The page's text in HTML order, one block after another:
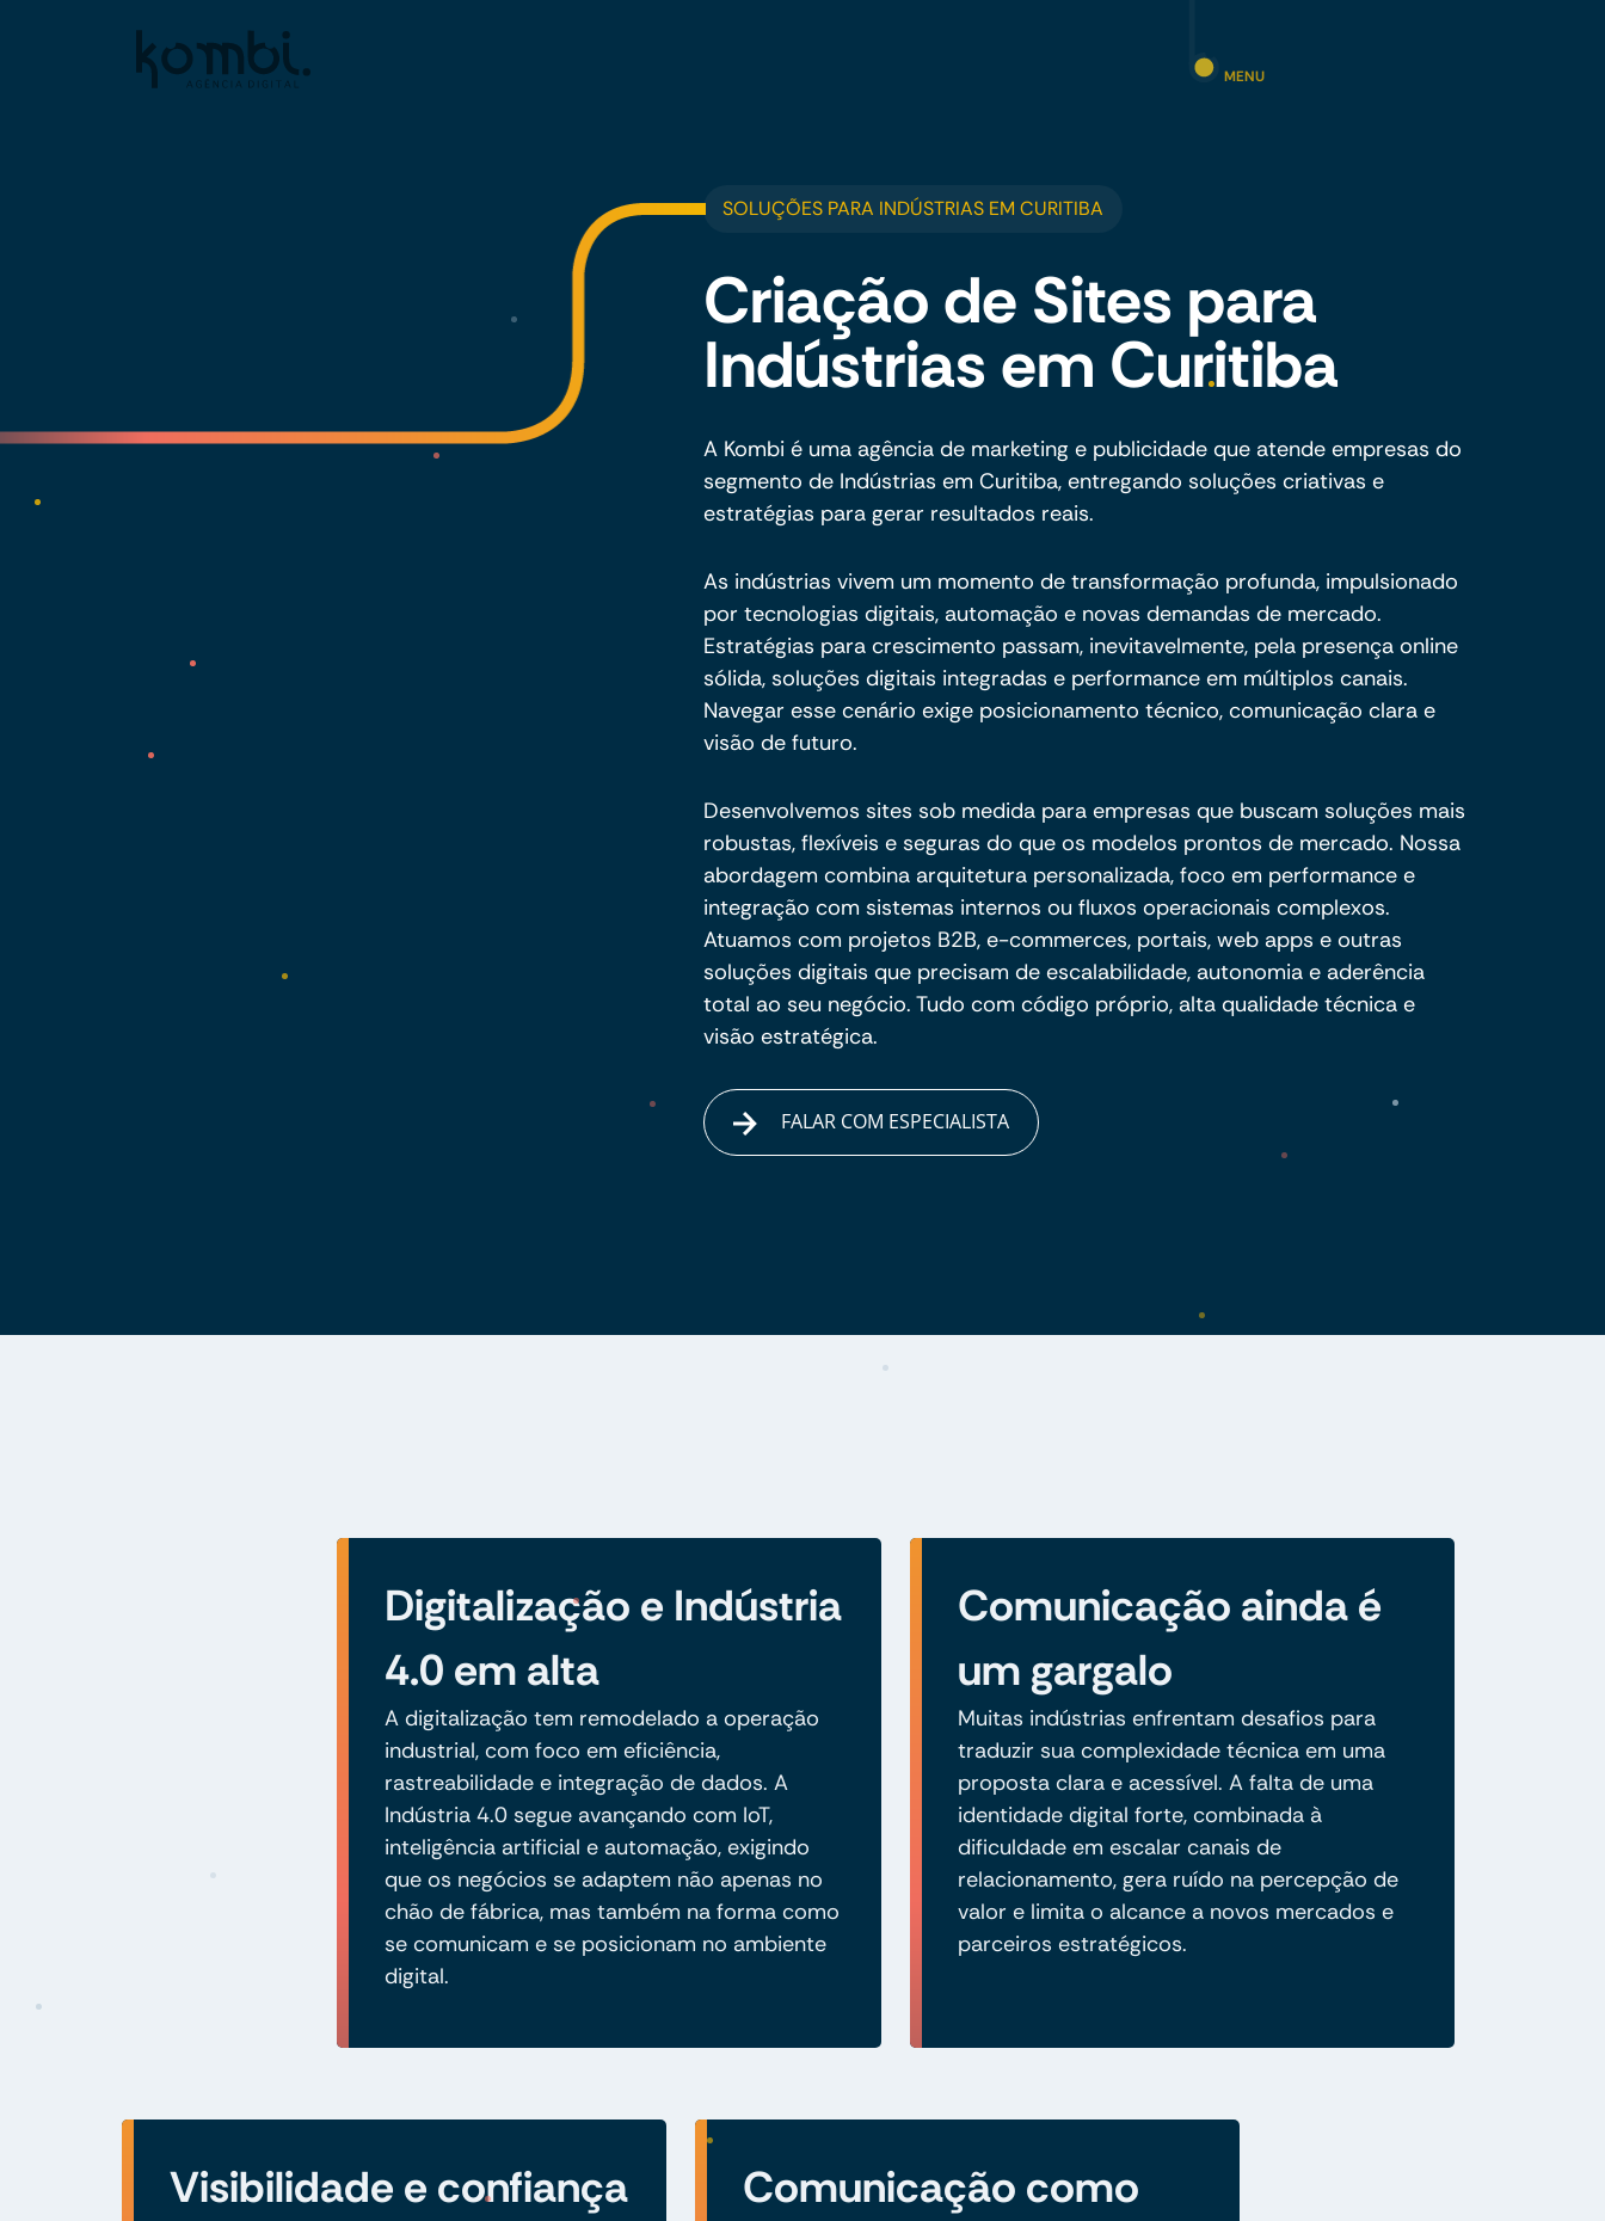
MENU
SOLUÇÕES PARA INDÚSTRIAS EM CURITIBA
Criação de Sites para
Indústrias em Curitiba
A Kombi é uma agência de marketing e publicidade que atende empresas do
segmento de Indústrias em Curitiba, entregando soluções criativas e
estratégias para gerar resultados reais.
As indústrias vivem um momento de transformação profunda, impulsionado
por tecnologias digitais, automação e novas demandas de mercado.
Estratégias para crescimento passam, inevitavelmente, pela presença online
sólida, soluções digitais integradas e performance em múltiplos canais.
Navegar esse cenário exige posicionamento técnico, comunicação clara e
visão de futuro.
Desenvolvemos sites sob medida para empresas que buscam soluções mais
robustas, flexíveis e seguras do que os modelos prontos de mercado. Nossa
abordagem combina arquitetura personalizada, foco em performance e
integração com sistemas internos ou fluxos operacionais complexos.
Atuamos com projetos B2B, e-commerces, portais, web apps e outras
soluções digitais que precisam de escalabilidade, autonomia e aderência
total ao seu negócio. Tudo com código próprio, alta qualidade técnica e
visão estratégica.
FALAR COM ESPECIALISTA
Digitalização e Indústria
4.0 em alta
A digitalização tem remodelado a operação
industrial, com foco em eficiência,
rastreabilidade e integração de dados. A
Indústria 4.0 segue avançando com IoT,
inteligência artificial e automação, exigindo
que os negócios se adaptem não apenas no
chão de fábrica, mas também na forma como
se comunicam e se posicionam no ambiente
digital.
Comunicação ainda é
um gargalo
Muitas indústrias enfrentam desafios para
traduzir sua complexidade técnica em uma
proposta clara e acessível. A falta de uma
identidade digital forte, combinada à
dificuldade em escalar canais de
relacionamento, gera ruído na percepção de
valor e limita o alcance a novos mercados e
parceiros estratégicos.
Visibilidade e confiança
Comunicação como